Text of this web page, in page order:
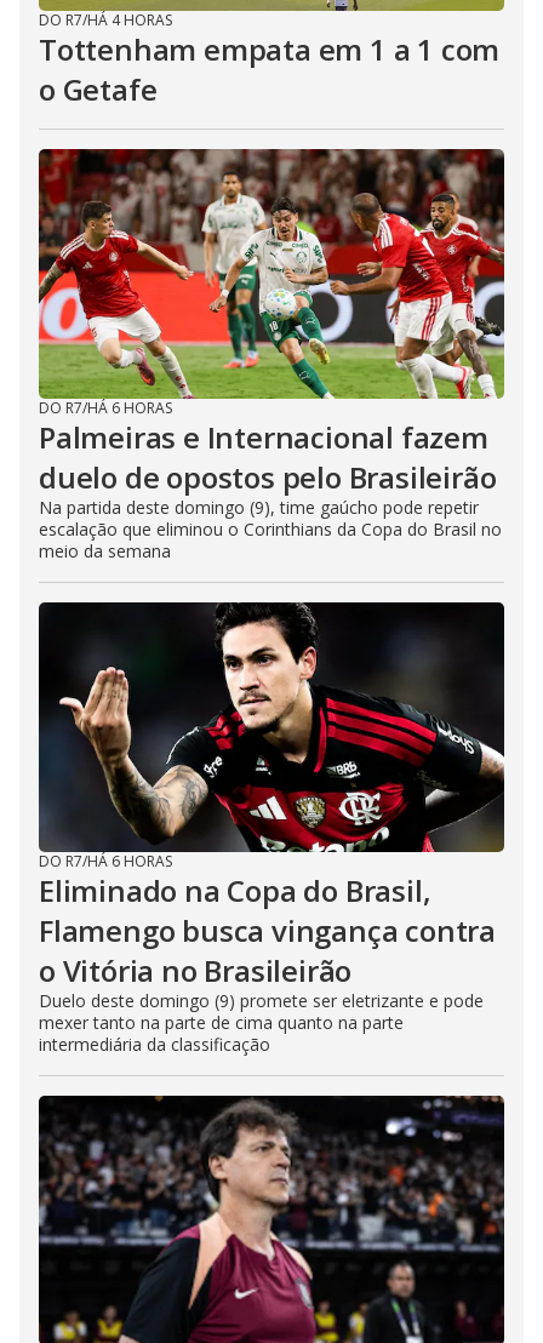
DO R7/HÁ 4 HORAS
Tottenham empata em 1 a 1 com
o Getafe
DO R7/HÁ 6 HORAS
Palmeiras e Internacional fazem
duelo de opostos pelo Brasileirão
Na partida deste domingo (9), time gaúcho pode repetir
escalação que eliminou o Corinthians da Copa do Brasil no
meio da semana
DO R7/HÁ 6 HORAS
Eliminado na Copa do Brasil,
Flamengo busca vingança contra
o Vitória no Brasileirão
Duelo deste domingo (9) promete ser eletrizante e pode
mexer tanto na parte de cima quanto na parte
intermediária da classificação